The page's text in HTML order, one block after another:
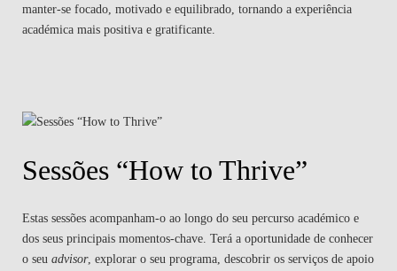
manter-se focado, motivado e equilibrado, tornando a experiência
académica mais positiva e gratificante.
Sessões “How to Thrive”
Estas sessões acompanham-o ao longo do seu percurso académico e
dos seus principais momentos-chave. Terá a oportunidade de conhecer
o seu advisor, explorar o seu programa, descobrir os serviços de apoio